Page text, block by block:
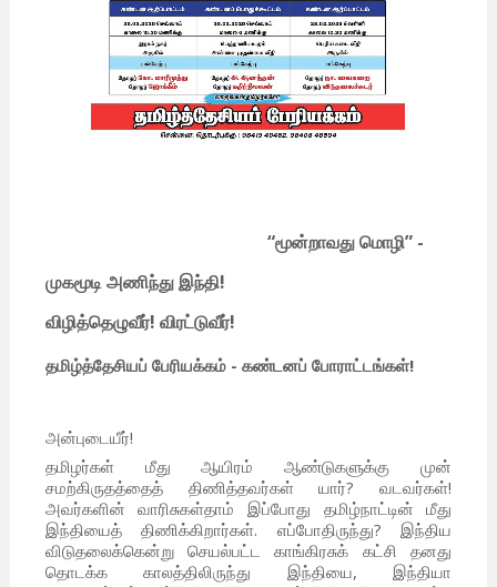
“மூன்றாவது மொழி” -
முகமூடி அணிந்து இந்தி!
விழித்தெழுவீர்! விரட்டுவீர்!
தமிழ்த்தேசியப் பேரியக்கம் - கண்டனப் போராட்டங்கள்!
அன்புடையீர்!
தமிழர்கள் மீது ஆயிரம் ஆண்டுகளுக்கு முன்
சமற்கிருதத்தைத் திணித்தவர்கள் யார்? வடவர்கள்!
அவர்களின் வாரிசுகள்தாம் இப்போது தமிழ்நாட்டின் மீது
இந்தியைத் திணிக்கிறார்கள். எப்போதிருந்து? இந்திய
விடுதலைக்கென்று செயல்பட்ட காங்கிரசுக் கட்சி தனது
தொடக்க காலத்திலிருந்து இந்தியை, இந்தியா